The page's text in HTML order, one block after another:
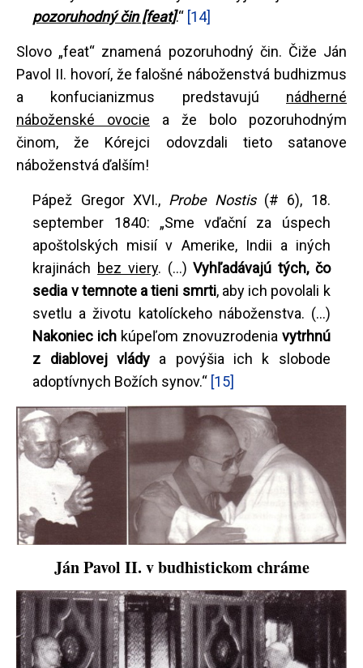
pozoruhodný čin [feat].“ [14]
Slovo „feat“ znamená pozoruhodný čin. Čiže Ján
Pavol II. hovorí, že falošné náboženstvá budhizmus
a konfucianizmus predstavujú nádherné
náboženské ovocie a že bolo pozoruhodným
činom, že Kórejci odovzdali tieto satanove
náboženstvá ďalším!
Pápež Gregor XVI., Probe Nostis (# 6), 18.
september 1840: „Sme vďační za úspech
apoštolských misií v Amerike, Indii a iných
krajinách bez viery. (...)Vyhľadávajú tých, čo
sedia v temnote a tieni smrti, aby ich povolali k
svetlu a životu katolíckeho náboženstva. (...)
Nakoniec ich kúpeľom znovuzrodenia vytrhnú
z diablovej vlády a povýšia ich k slobode
adoptívnych Božích synov.“ [15]
Ján Pavol II. v budhistickom chráme